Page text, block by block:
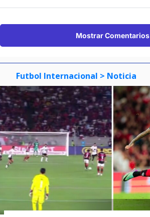
Mostrar Comentarios
Futbol Internacional > Noticia